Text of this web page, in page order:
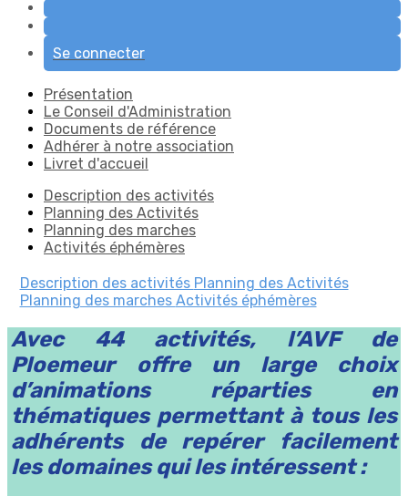
Se connecter
Présentation
Le Conseil d'Administration
Documents de référence
Adhérer à notre association
Livret d'accueil
Description des activités
Planning des Activités
Planning des marches
Activités éphémères
Description des activités Planning des Activités
Planning des marches Activités éphémères
Avec 44 activités, l’AVF de
Ploemeur offre un large choix
d’animations réparties en
thématiques permettant à tous les
adhérents de repérer facilement
les domaines qui les intéressent :